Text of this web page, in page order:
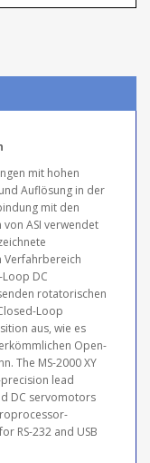
mit hohen
Auflösung in der
mit den
ASI verwendet
Verfahrbereich
DC
rotatorischen
Loop
aus, wie es
Open-
The MS-2000 XY
lead
DC servomotors
RS-232 and USB